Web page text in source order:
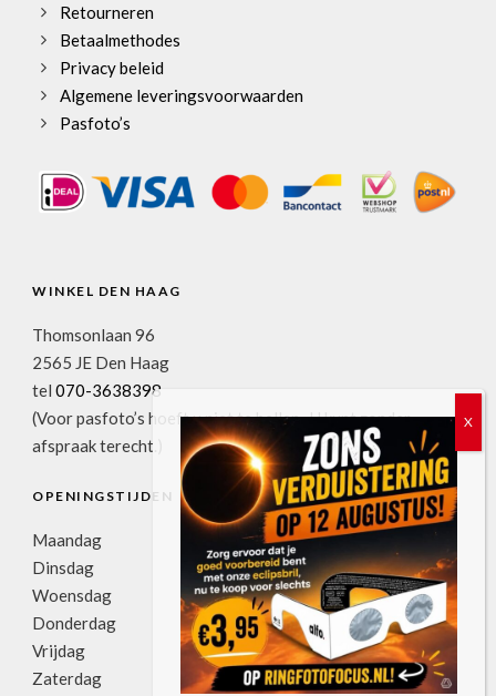
Retourneren
Betaalmethodes
Privacy beleid
Algemene leveringsvoorwaarden
Pasfoto’s
WINKEL DEN HAAG
Thomsonlaan 96
2565 JE Den Haag
tel 070-3638398
(Voor pasfoto’s hoeft u niet te bellen. U kunt zonder
afspraak terecht.)
OPENINGSTIJDEN
Maandag
11:00u-17:30u
Dinsdag
09:00u-17:30u
Woensdag
09:00u-17:30u
Donderdag
09:00u-17:30u
Vrijdag
09:00u-17:30u
Zaterdag
09:00u-17:00u